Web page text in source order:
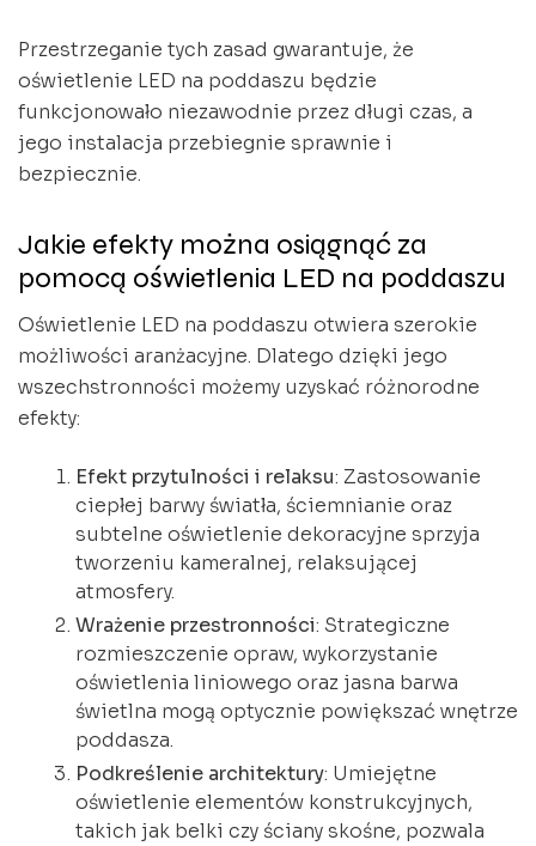
Przestrzeganie tych zasad gwarantuje, że
oświetlenie LED na poddaszu będzie
funkcjonowało niezawodnie przez długi czas, a
jego instalacja przebiegnie sprawnie i
bezpiecznie.
Jakie efekty można osiągnąć za
pomocą oświetlenia LED na poddaszu
Oświetlenie LED na poddaszu otwiera szerokie
możliwości aranżacyjne. Dlatego dzięki jego
wszechstronności możemy uzyskać różnorodne
efekty:
Efekt przytulności i relaksu: Zastosowanie
ciepłej barwy światła, ściemnianie oraz
subtelne oświetlenie dekoracyjne sprzyja
tworzeniu kameralnej, relaksującej
atmosfery.
Wrażenie przestronności: Strategiczne
rozmieszczenie opraw, wykorzystanie
oświetlenia liniowego oraz jasna barwa
świetlna mogą optycznie powiększać wnętrze
poddasza.
Podkreślenie architektury: Umiejętne
oświetlenie elementów konstrukcyjnych,
takich jak belki czy ściany skośne, pozwala